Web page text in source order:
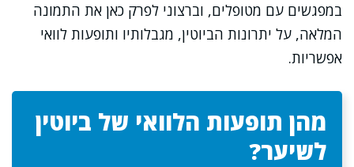
במפגשים עם מטופלים, וברצוני לפרק כאן את התמונה
המלאה, על יתרונות הביוטין, מגבלותיו ותופעות לוואי
אפשריות.
מהן תופעות הלוואי של ביוטין
לשיער?